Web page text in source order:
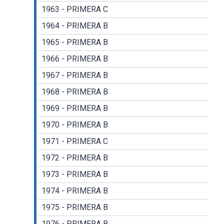
1963 - PRIMERA C
1964 - PRIMERA B
1965 - PRIMERA B
1966 - PRIMERA B
1967 - PRIMERA B
1968 - PRIMERA B
1969 - PRIMERA B
1970 - PRIMERA B
1971 - PRIMERA C
1972 - PRIMERA B
1973 - PRIMERA B
1974 - PRIMERA B
1975 - PRIMERA B